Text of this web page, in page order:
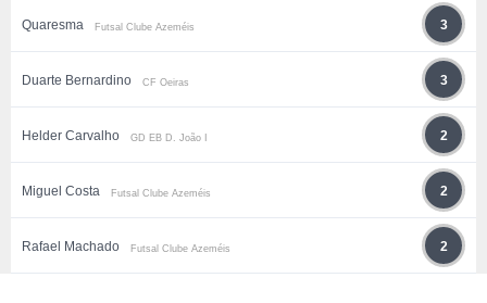
Quaresma Futsal Clube Azeméis 3
Duarte Bernardino CF Oeiras 3
Helder Carvalho GD EB D. João I 2
Miguel Costa Futsal Clube Azeméis 2
Rafael Machado Futsal Clube Azeméis 2